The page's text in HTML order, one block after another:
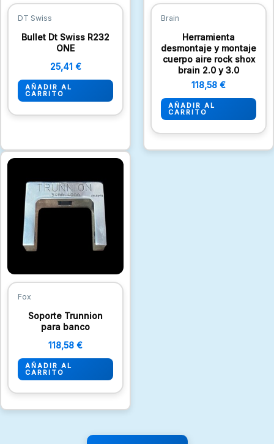
DT Swiss
Bullet Dt Swiss R232
ONE
25,41 €
AÑADIR AL
CARRITO
Brain
Herramienta
desmontaje y montaje
cuerpo aire rock shox
brain 2.0 y 3.0
118,58 €
AÑADIR AL
CARRITO
Fox
Soporte Trunnion
para banco
118,58 €
AÑADIR AL
CARRITO